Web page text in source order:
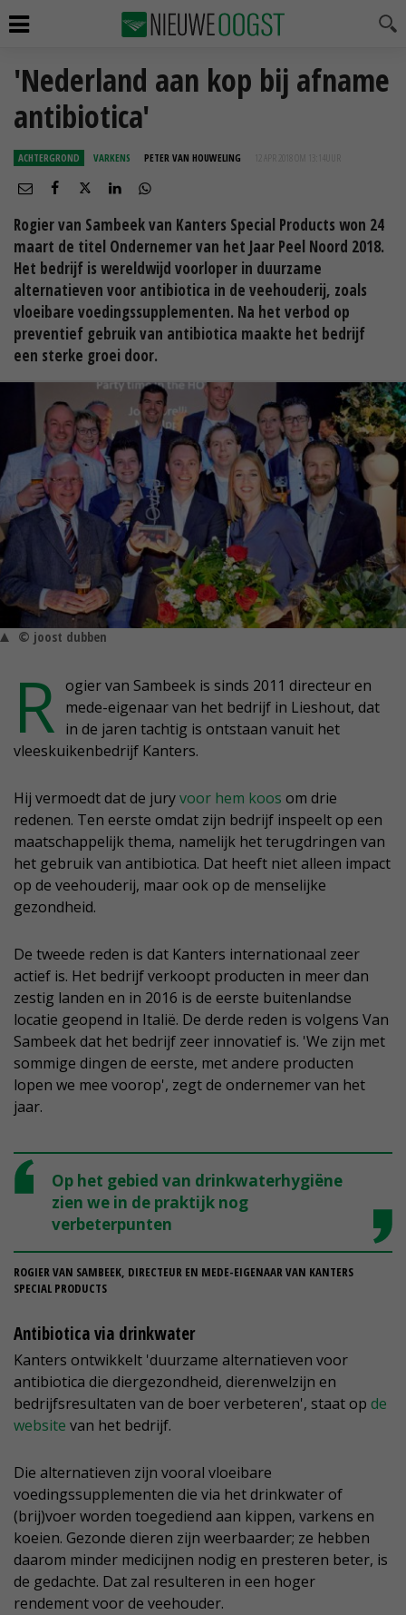
'Nederland aan kop bij afname
antibiotica'
ACHTERGROND VARKENS PETER VAN HOUWELING 12 APR 2018 OM 13:14
Rogier van Sambeek van Kanters Special Products won 24
maart de titel Ondernemer van het Jaar Peel Noord 2018.
Het bedrijf is wereldwijd voorloper in duurzame
alternatieven voor antibiotica in de veehouderij, zoals
vloeibare voedingssupplementen. Na het verbod op
preventief gebruik van antibiotica maakte het bedrijf
een sterke groei door.
© joost dubben
R ogier van Sambeek is sinds 2011 directeur en
mede-eigenaar van het bedrijf in Lieshout, dat
in de jaren tachtig is ontstaan vanuit het
vleeskuikenbedrijf Kanters.
Hij vermoedt dat de juryvoor hem koos om drie
redenen. Ten eerste omdat zijn bedrijf inspeelt op een
maatschappelijk thema, namelijk het terugdringen van
het gebruik van antibiotica. Dat heeft niet alleen impact
op de veehouderij, maar ook op de menselijke
gezondheid.
De tweede reden is dat Kanters internationaal zeer
actief is. Het bedrijf verkoopt producten in meer dan
zestig landen en in 2016 is de eerste buitenlandse
locatie geopend in Italië. De derde reden is volgens Van
Sambeek dat het bedrijf zeer innovatief is. 'We zijn met
sommige dingen de eerste, met andere producten
lopen we mee voorop', zegt de ondernemer van het
jaar.
Op het gebied van drinkwaterhygiëne
zien we in de praktijk nog
verbeterpunten
ROGIER VAN SAMBEEK, DIRECTEUR EN MEDE-EIGENAAR VAN KANTERS
SPECIAL PRODUCTS
Antibiotica via drinkwater
Kanters ontwikkelt 'duurzame alternatieven voor
antibiotica die diergezondheid, dierenwelzijn en
bedrijfsresultaten van de boer verbeteren', staat op de
website van het bedrijf.
Die alternatieven zijn vooral vloeibare
voedingssupplementen die via het drinkwater of
(brij)voer worden toegediend aan kippen, varkens en
koeien. Gezonde dieren zijn weerbaarder; ze hebben
daarom minder medicijnen nodig en presteren beter, is
de gedachte. Dat zal resulteren in een hoger
rendement voor de veehouder.